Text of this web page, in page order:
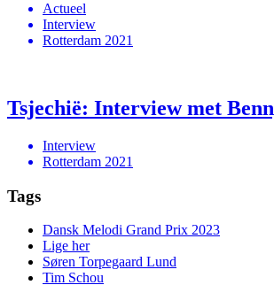
Actueel
Interview
Rotterdam 2021
Tsjechië: Interview met
Interview
Rotterdam 2021
Tags
Dansk Melodi Grand Prix 2023
Lige her
Søren Torpegaard Lund
Tim Schou